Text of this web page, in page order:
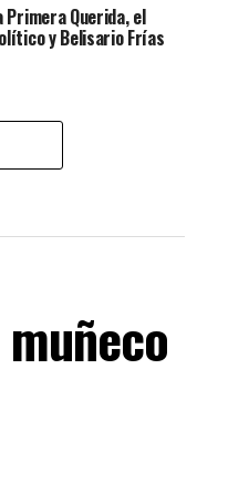
Primera Querida, el
y Belisario Frías